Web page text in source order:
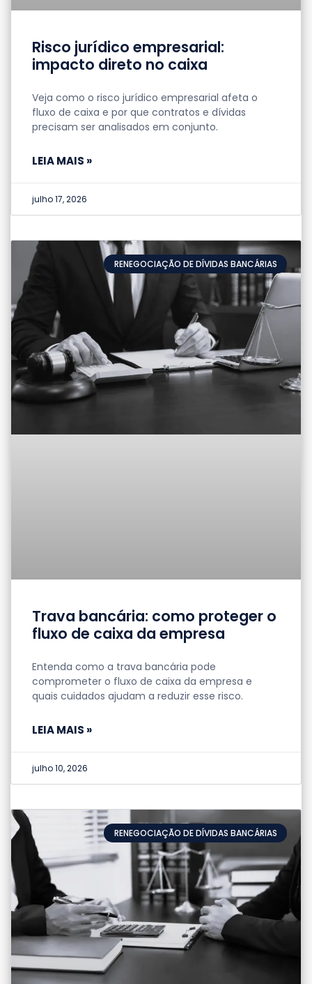
Risco jurídico empresarial:
impacto direto no caixa
Veja como o risco jurídico empresarial afeta o
fluxo de caixa e por que contratos e dívidas
precisam ser analisados em conjunto.
LEIA MAIS »
julho 17, 2026
RENEGOCIAÇÃO DE DÍVIDAS BANCÁRIAS
Trava bancária: como proteger o
fluxo de caixa da empresa
Entenda como a trava bancária pode
comprometer o fluxo de caixa da empresa e
quais cuidados ajudam a reduzir esse risco.
LEIA MAIS »
julho 10, 2026
RENEGOCIAÇÃO DE DÍVIDAS BANCÁRIAS